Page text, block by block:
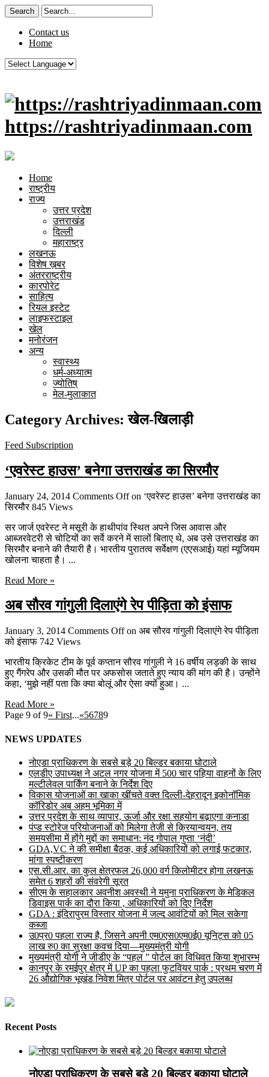
Contact us
Home
https://rashtriyadinmaan.com
Home
राष्ट्रीय
राज्य
उत्तर प्रदेश
उत्तराखंड
दिल्ली
महाराष्ट्र
लखनऊ
विशेष ख़बर
अंतरराष्ट्रीय
कारपोरेट
साहित्य
रियल इस्टेट
लाइफस्टाइल
खेल
मनोरंजन
अन्य
स्वास्थ्य
धर्म-अध्यात्म
ज्योतिष्
मेल-मुलाकात
Category Archives:खेल-खिलाड़ी
Feed Subscription
‘एवरेस्ट हाउस’ बनेगा उत्तराखंड का सिरमौर
January 24, 2014 Comments Offon ‘एवरेस्ट हाउस’ बनेगा उत्तराखंड का
सिरमौर 845 Views
सर जार्ज एवरेस्ट ने मसूरी के हाथीपांव स्थित अपने जिस आवास और
आब्जरवेटरी से चोटियों का सर्वे करने में सालों बिताए थे, अब उसे उत्तराखंड का
सिरमौर बनाने की तैयारी है। भारतीय पुरातत्व सर्वेक्षण (एएसआई) यहां म्यूजियम
खोलना चाहता है। ...
Read More »
अब सौरव गांगुली दिलाएंगे रेप पीड़िता को इंसाफ
January 3, 2014 Comments Offon अब सौरव गांगुली दिलाएंगे रेप पीड़िता
को इंसाफ 742 Views
भारतीय क्रिकेट टीम के पूर्व कप्तान सौरव गांगुली ने 16 वर्षीय लड़की के साथ
हुए गैंगरेप और उसकी मौत पर अफसोस जताते हुए न्याय की मांग की है। उन्होंने
कहा, ‘मुझे नहीं पता कि क्या बोलूं और ऐसा क्यों हुआ। ...
Read More »
Page 9 of 9« First...«56789
NEWS UPDATES
नोएडा प्राधिकरण के सबसे बड़े 20 बिल्डर बकाया घोटाले
एलडीए उपाध्यक्ष ने अटल नगर योजना में 500 चार पहिया वाहनों के लिए
मल्टीलेवल पार्किंग बनाने के निर्देश दिए
विकास योजनाओं का खाका खींचते वक्त दिल्ली-देहरादून इकोनॉमिक
कॉरिडोर अब अहम भूमिका में
उत्तर प्रदेश के साथ व्यापार, ऊर्जा और रक्षा सहयोग बढ़ाएगा कनाडा
पंप्ड स्टोरेज परियोजनाओं को मिलेगा तेजी से क्रियान्वयन, तय
समयसीमा में होंगे मुद्दों का समाधान: नंद गोपाल गुप्ता ‘नंदी’
GDA,VC ने की समीक्षा बैठक, कई अधिकारियों को लगाई फटकार,
मांगा स्पष्टीकरण
एस.सी.आर. का कुल क्षेत्रफल 26,000 वर्ग किलोमीटर होगा लखनऊ
समेत 6 शहरों की संवरेगी सूरत
सीएम के सहालकार अवनीश अवस्थी ने यमुना प्राधिकरण के मेडिकल
डिवाइस पार्क का दौरा किया , अधिकारियों को दिए निर्देश
GDA : इंदिरापुरम विस्तार योजना में जल्द आवंटियों को मिल सकेगा
कब्जा
उ0प्र0 पहला राज्य है, जिसने अपनी एम0एस0एम0ई0 यूनिट्स को 05
लाख रु0 का सुरक्षा कवच दिया—मुख्यमंत्री योगी
मुख्यमंत्री योगी ने जीडीए के “पहल ” पोर्टल का विधिवत किया शुभारम्भ
कानपुर के रमईपुर क्षेत्र में UP का पहला फुटवियर पार्क : प्रथम चरण में
26 औद्योगिक भूखंड निवेश मित्र पोर्टल पर आवंटन हेतु उपलब्ध
Recent Posts
नोएडा प्राधिकरण के सबसे बड़े 20 बिल्डर बकाया घोटाले